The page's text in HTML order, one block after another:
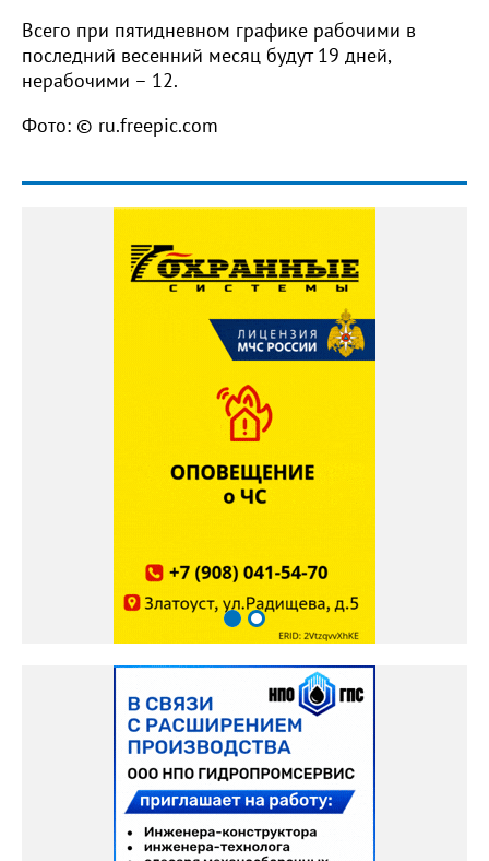
Всего при пятидневном графике рабочими в
последний весенний месяц будут 19 дней,
нерабочими – 12.
Фото: © ru.freepic.com